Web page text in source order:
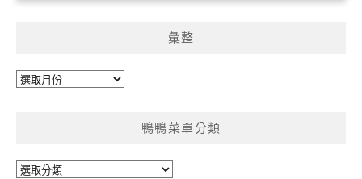
彙整
彙
鴨鴨菜單分類
鴨